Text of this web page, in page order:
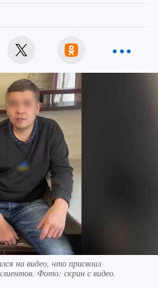
на видео, что присвоил
Фото: скрин с видео.